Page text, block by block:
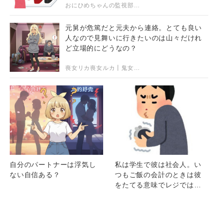
おにひめちゃんの監視部屋-生活まとめ・ニュース・面白ネタのシェアサイト-
元舅が危篤だと元夫から連絡。とても良い
人なので見舞いに行きたいのは山々だけれ
ど立場的にどうなの？
喪女リカ喪女ルカ┃鬼女・生活系まとめサイト
自分のパートナーは浮気し
ない自信ある？
私は学生で彼は社会人。い
つもご飯の会計のときは彼
をたてる意味でレジでは財